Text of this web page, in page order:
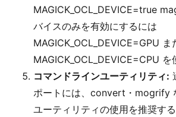
MAGICK_OCL_DEVICE=true
バイスのみを有効にするには
MAGICK_OCL_DEVICE=GPU ま
MAGICK_OCL_DEVICE=CPU を
コマンドラインユーティリティ:
ポートには、convert・mogrify
ユーティリティの使用を推奨する